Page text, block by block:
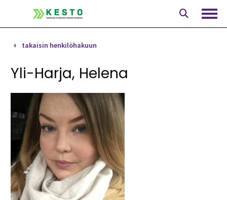
takaisin henkilöhakuun
Yli-Harja, Helena